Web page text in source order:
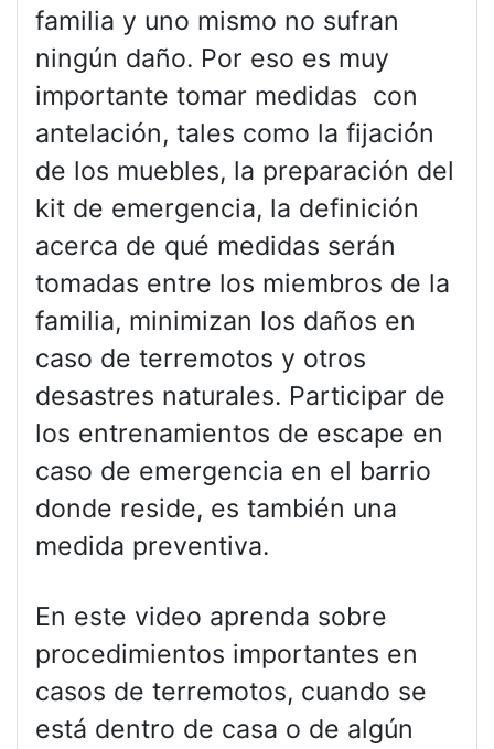
familia y uno mismo no sufran
ningún daño. Por eso es muy
importante tomar medidas con
antelación, tales como la fijación
de los muebles, la preparación del
kit de emergencia, la definición
acerca de qué medidas serán
tomadas entre los miembros de la
familia, minimizan los daños en
caso de terremotos y otros
desastres naturales. Participar de
los entrenamientos de escape en
caso de emergencia en el barrio
donde reside, es también una
medida preventiva.
En este video aprenda sobre
procedimientos importantes en
casos de terremotos, cuando se
está dentro de casa o de algún